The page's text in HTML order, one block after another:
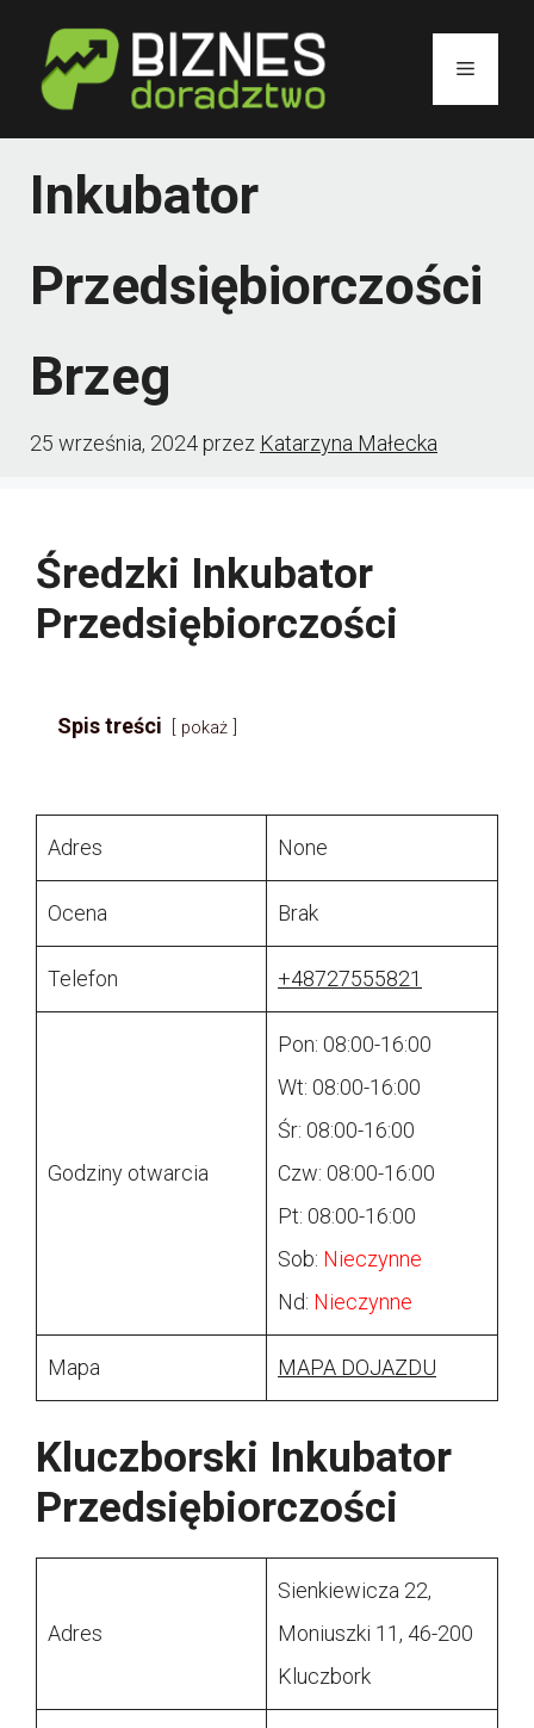
treści
Menu
Inkubator
Przedsiębiorczości
Brzeg
25 września, 2024przez Katarzyna Małecka
Średzki Inkubator
Przedsiębiorczości
Spis treści pokaż
Adres None
Ocena Brak
Telefon +48727555821
Godziny otwarcia
Pon: 08:00-16:00
Wt: 08:00-16:00
Śr: 08:00-16:00
Czw: 08:00-16:00
Pt: 08:00-16:00
Sob: Nieczynne
Nd: Nieczynne
Mapa MAPA DOJAZDU
Kluczborski Inkubator
Przedsiębiorczości
Adres
Sienkiewicza 22,
Moniuszki 11, 46-200
Kluczbork